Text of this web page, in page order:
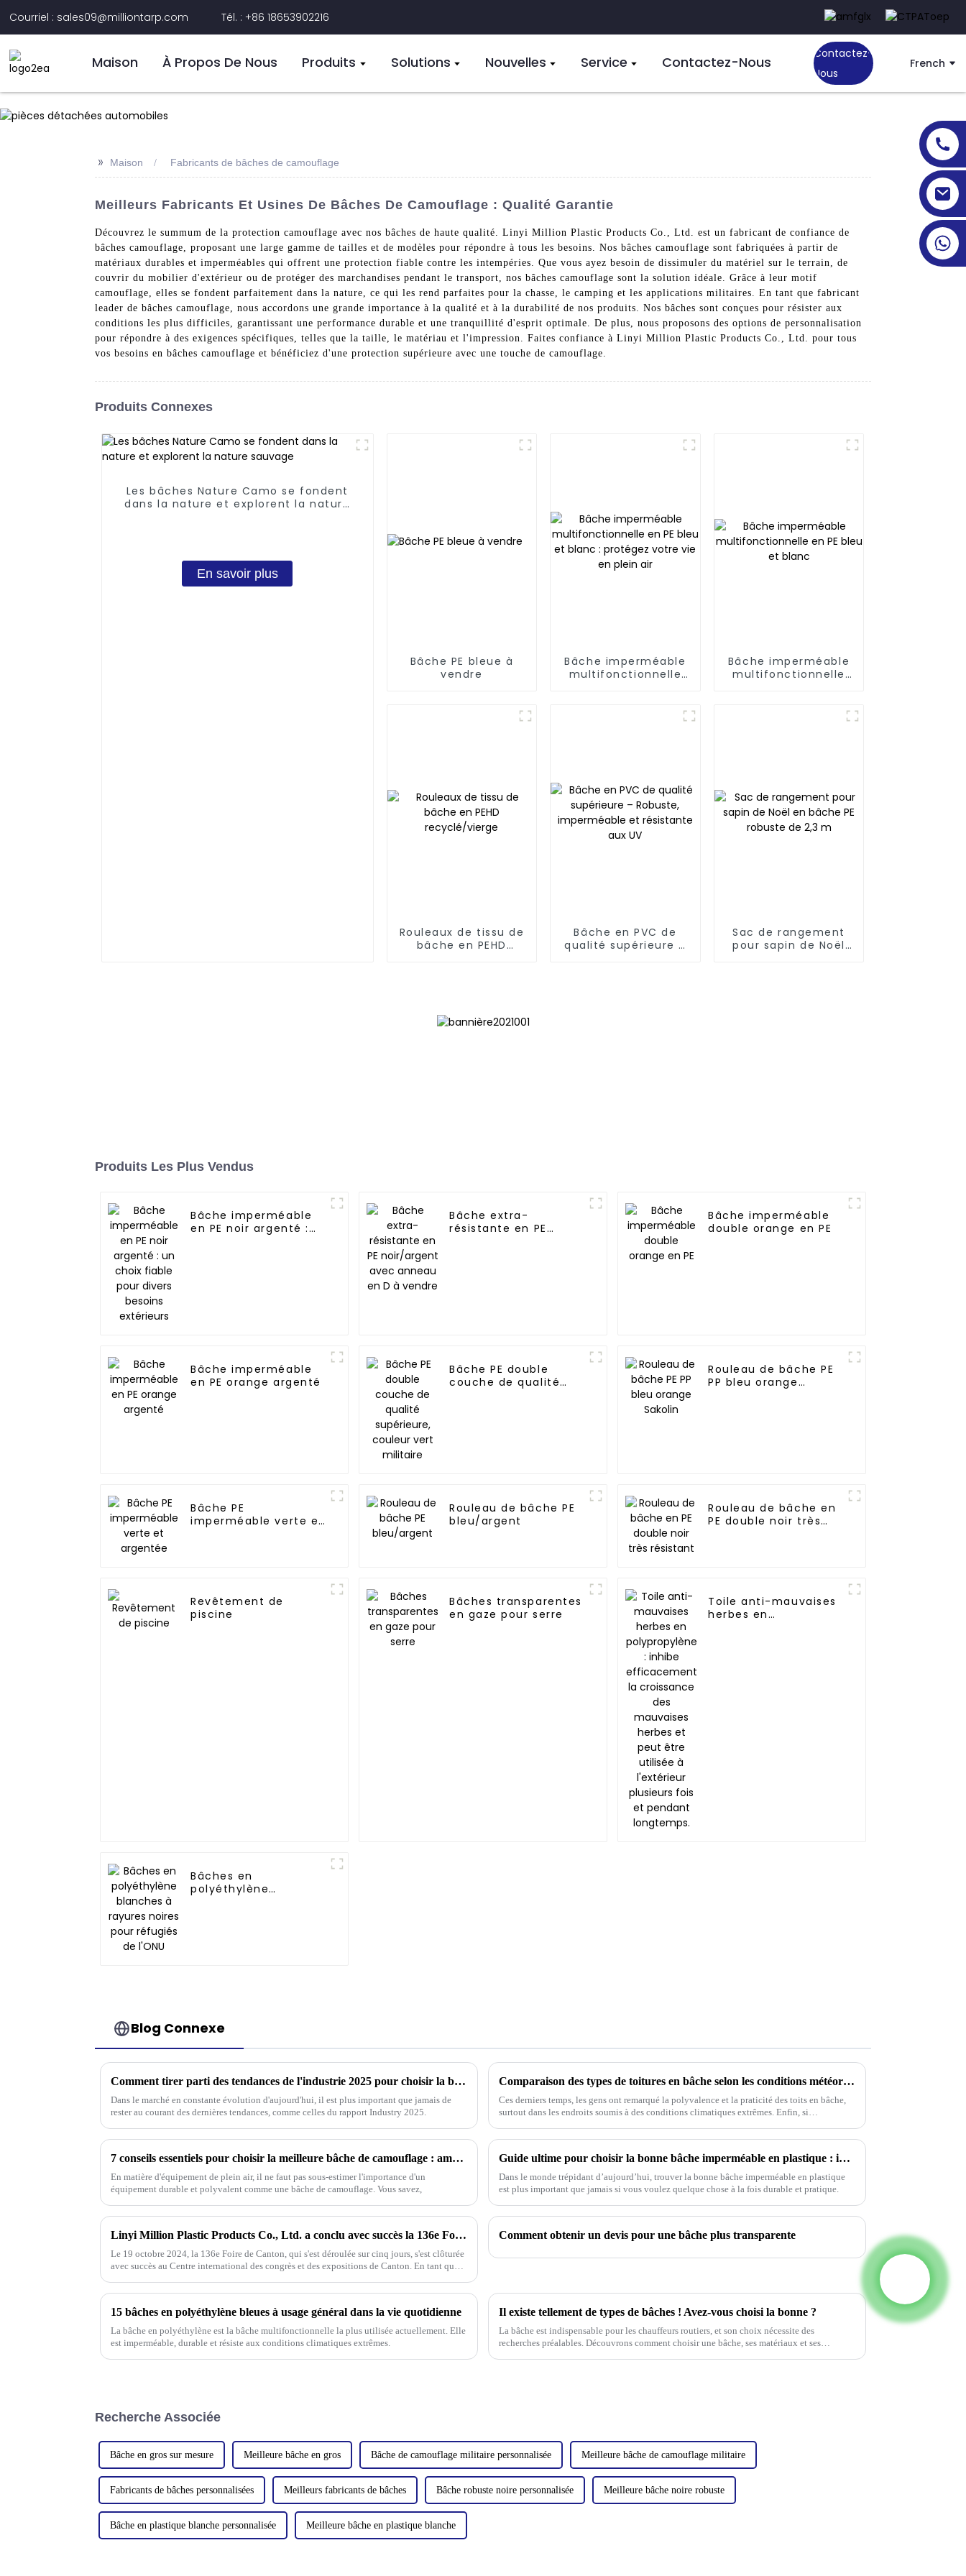
Courriel : sales09@milliontarp.com Tél. : +86 18653902216
Maison À Propos De Nous Produits Solutions Nouvelles Service Contactez-Nous
Contactez-
Nous
French
>> Maison Fabricants de bâches de camouflage
Meilleurs Fabricants Et Usines De Bâches De Camouflage : Qualité Garantie
Découvrez le summum de la protection camouflage avec nos bâches de haute qualité. Linyi Million Plastic Products Co., Ltd. est un fabricant de confiance de
bâches camouflage, proposant une large gamme de tailles et de modèles pour répondre à tous les besoins. Nos bâches camouflage sont fabriquées à partir de
matériaux durables et imperméables qui offrent une protection fiable contre les intempéries. Que vous ayez besoin de dissimuler du matériel sur le terrain, de
couvrir du mobilier d'extérieur ou de protéger des marchandises pendant le transport, nos bâches camouflage sont la solution idéale. Grâce à leur motif
camouflage, elles se fondent parfaitement dans la nature, ce qui les rend parfaites pour la chasse, le camping et les applications militaires. En tant que fabricant
leader de bâches camouflage, nous accordons une grande importance à la qualité et à la durabilité de nos produits. Nos bâches sont conçues pour résister aux
conditions les plus difficiles, garantissant une performance durable et une tranquillité d'esprit optimale. De plus, nous proposons des options de personnalisation
pour répondre à des exigences spécifiques, telles que la taille, le matériau et l'impression. Faites confiance à Linyi Million Plastic Products Co., Ltd. pour tous
vos besoins en bâches camouflage et bénéficiez d'une protection supérieure avec une touche de camouflage.
Produits Connexes
Les bâches Nature Camo se fondent
dans la nature et explorent la nature
En savoir plus
Bâche PE bleue à
vendre
Bâche imperméable
multifonctionnelle
Bâche imperméable
multifonctionnelle
Rouleaux de tissu de
bâche en PEHD
Bâche en PVC de
qualité supérieure –
Sac de rangement
pour sapin de Noël
Produits Les Plus Vendus
Bâche imperméable
en PE noir argenté :
Bâche extra-
résistante en PE
Bâche imperméable
double orange en PE
Bâche imperméable
en PE orange argenté
Bâche PE double
couche de qualité
Rouleau de bâche PE
PP bleu orange
Bâche PE
imperméable verte et
Rouleau de bâche PE
bleu/argent
Rouleau de bâche en
PE double noir très
Revêtement de
piscine
Bâches transparentes
en gaze pour serre
Toile anti-mauvaises
herbes en
Bâches en
polyéthylène
Blog Connexe
Comment tirer parti des tendances de l'industrie 2025 pour choisir la bâche en plastique la mieux adaptée à vos besoins
Dans le marché en constante évolution d'aujourd'hui, il est plus important que jamais de
rester au courant des dernières tendances, comme celles du rapport Industry 2025.
Comparaison des types de toitures en bâche selon les conditions météorologiques
Ces derniers temps, les gens ont remarqué la polyvalence et la praticité des toits en bâche,
surtout dans les endroits soumis à des conditions climatiques extrêmes. Enfin, si…
7 conseils essentiels pour choisir la meilleure bâche de camouflage : améliorez votre équipement de plein air !
En matière d'équipement de plein air, il ne faut pas sous-estimer l'importance d'un
équipement durable et polyvalent comme une bâche de camouflage. Vous savez,
Guide ultime pour choisir la bonne bâche imperméable en plastique : informations et données dont vous avez besoin
Dans le monde trépidant d’aujourd’hui, trouver la bonne bâche imperméable en plastique
est plus important que jamais si vous voulez quelque chose à la fois durable et pratique.
Linyi Million Plastic Products Co., Ltd. a conclu avec succès la 136e Foire de Canton, démontrant la force de l'industrie des bâches PP/PE
Le 19 octobre 2024, la 136e Foire de Canton, qui s'est déroulée sur cinq jours, s'est clôturée
avec succès au Centre international des congrès et des expositions de Canton. En tant que
Comment obtenir un devis pour une bâche plus transparente
15 bâches en polyéthylène bleues à usage général dans la vie quotidienne
La bâche en polyéthylène est la bâche multifonctionnelle la plus utilisée actuellement. Elle
est imperméable, durable et résiste aux conditions climatiques extrêmes.
Il existe tellement de types de bâches ! Avez-vous choisi la bonne ?
La bâche est indispensable pour les chauffeurs routiers, et son choix nécessite des
recherches préalables. Découvrons comment choisir une bâche, ses matériaux et ses
Recherche Associée
Bâche en gros sur mesure Meilleure bâche en gros Bâche de camouflage militaire personnalisée Meilleure bâche de camouflage militaire
Fabricants de bâches personnalisées Meilleurs fabricants de bâches Bâche robuste noire personnalisée Meilleure bâche noire robuste
Bâche en plastique blanche personnalisée Meilleure bâche en plastique blanche